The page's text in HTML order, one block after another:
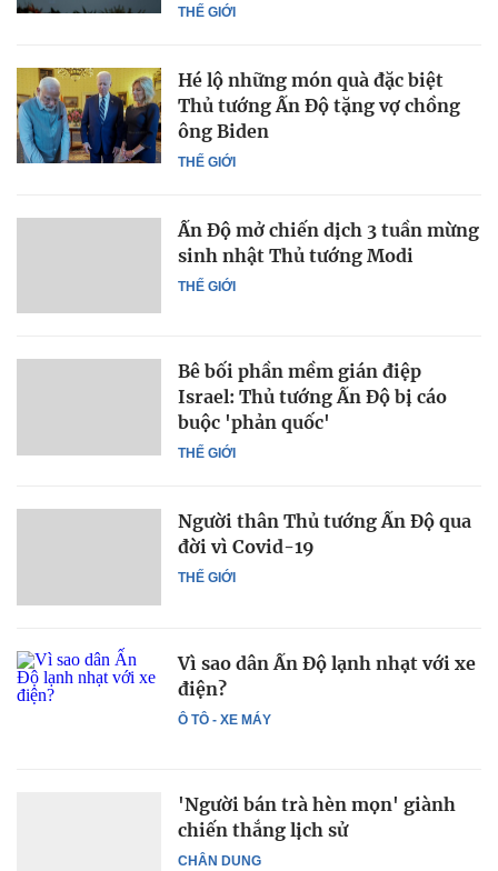
THẾ GIỚI
THẾ GIỚI
Hé lộ những món quà đặc biệt
Thủ tướng Ấn Độ tặng vợ chồng
ông Biden
THẾ GIỚI
Ấn Độ mở chiến dịch 3 tuần mừng
sinh nhật Thủ tướng Modi
THẾ GIỚI
Bê bối phần mềm gián điệp
Israel: Thủ tướng Ấn Độ bị cáo
buộc 'phản quốc'
THẾ GIỚI
Người thân Thủ tướng Ấn Độ qua
đời vì Covid-19
Ô TÔ - XE MÁY
Vì sao dân Ấn Độ lạnh nhạt với xe
điện?
CHÂN DUNG
'Người bán trà hèn mọn' giành
chiến thắng lịch sử